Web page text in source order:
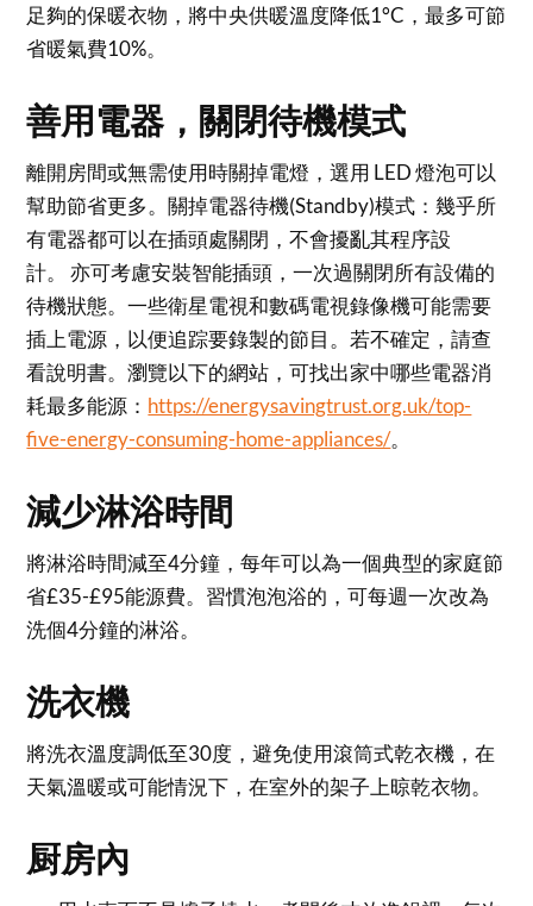
足夠的保暖衣物，將中央供暖溫度降低1°C，最多可節
省暖氣費10%。
善用電器，關閉待機模式
離開房間或無需使用時關掉電燈，選用 LED 燈泡可以
幫助節省更多。關掉電器待機(Standby)模式：幾乎所
有電器都可以在插頭處關閉，不會擾亂其程序設
計。 亦可考慮安裝智能插頭，一次過關閉所有設備的
待機狀態。一些衛星電視和數碼電視錄像機可能需要
插上電源，以便追踪要錄製的節目。若不確定，請查
看說明書。瀏覽以下的網站，可找出家中哪些電器消
耗最多能源： https://energysavingtrust.org.uk/top-
five-energy-consuming-home-appliances/。
減少淋浴時間
將淋浴時間減至4分鐘，每年可以為一個典型的家庭節
省£35-£95能源費。習慣泡泡浴的，可每週一次改為
洗個4分鐘的淋浴。
洗衣機
將洗衣溫度調低至30度，避免使用滾筒式乾衣機，在
天氣溫暖或可能情況下，在室外的架子上晾乾衣物。
厨房內